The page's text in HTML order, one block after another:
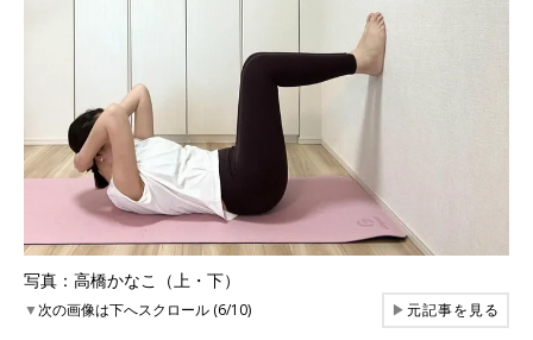
写真：高橋かなこ（上・下）
▼次の画像は下へスクロール (6/10) ▶元記事を見る